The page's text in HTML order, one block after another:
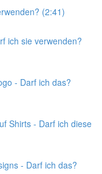
(2:41)
ich sie verwenden?
- Darf ich das?
Shirts - Darf ich diese
- Darf ich das?